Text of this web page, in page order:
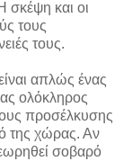
σκέψη και οι
τους
τους.
απλώς ένας
ολόκληρος
προσέλκυσης
της χώρας. Αν
σοβαρό